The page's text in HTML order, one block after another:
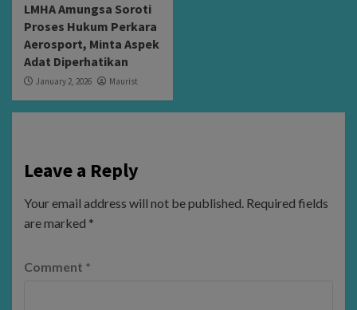
LMHA Amungsa Soroti
Proses Hukum Perkara
Aerosport, Minta Aspek
Adat Diperhatikan
January 2, 2026 Maurist
Leave a Reply
Your email address will not be published. Required fields
are marked *
Comment *